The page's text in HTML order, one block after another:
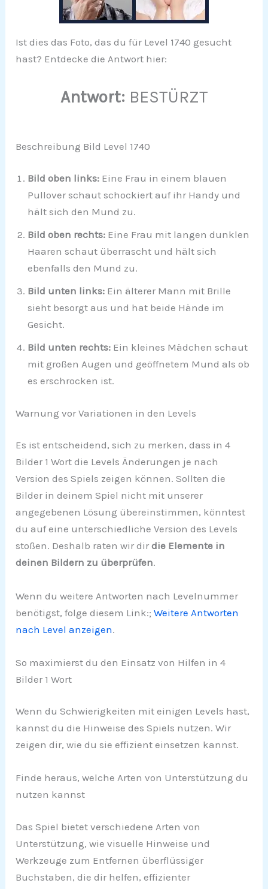
Ist dies das Foto, das du für Level 1740 gesucht
hast? Entdecke die Antwort hier:
Antwort: BESTÜRZT
Beschreibung Bild Level 1740
Bild oben links: Eine Frau in einem blauen
Pullover schaut schockiert auf ihr Handy und
hält sich den Mund zu.
Bild oben rechts: Eine Frau mit langen dunklen
Haaren schaut überrascht und hält sich
ebenfalls den Mund zu.
Bild unten links: Ein älterer Mann mit Brille
sieht besorgt aus und hat beide Hände im
Gesicht.
Bild unten rechts: Ein kleines Mädchen schaut
mit großen Augen und geöffnetem Mund als ob
es erschrocken ist.
Warnung vor Variationen in den Levels
Es ist entscheidend, sich zu merken, dass in 4
Bilder 1 Wort die Levels Änderungen je nach
Version des Spiels zeigen können. Sollten die
Bilder in deinem Spiel nicht mit unserer
angegebenen Lösung übereinstimmen, könntest
du auf eine unterschiedliche Version des Levels
stoßen. Deshalb raten wir dirdie Elemente in
deinen Bildern zu überprüfen.
Wenn du weitere Antworten nach Levelnummer
benötigst, folge diesem Link:;Weitere Antworten
nach Level anzeigen.
So maximierst du den Einsatz von Hilfen in 4
Bilder 1 Wort
Wenn du Schwierigkeiten mit einigen Levels hast,
kannst du die Hinweise des Spiels nutzen. Wir
zeigen dir, wie du sie effizient einsetzen kannst.
Finde heraus, welche Arten von Unterstützung du
nutzen kannst
Das Spiel bietet verschiedene Arten von
Unterstützung, wie visuelle Hinweise und
Werkzeuge zum Entfernen überflüssiger
Buchstaben, die dir helfen, effizienter